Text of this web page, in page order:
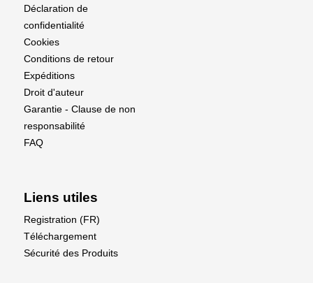
Déclaration de
confidentialité
Cookies
Conditions de retour
Expéditions
Droit d'auteur
Garantie - Clause de non
responsabilité
FAQ
Liens utiles
Registration (FR)
Téléchargement
Sécurité des Produits